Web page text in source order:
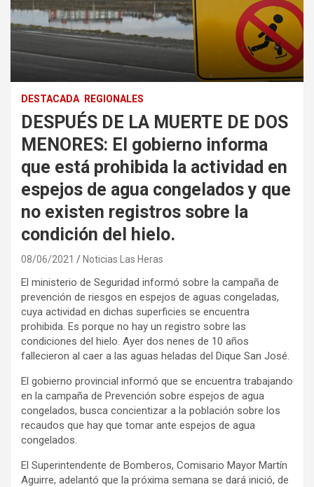
DESTACADA REGIONALES
DESPUÉS DE LA MUERTE DE DOS
MENORES: El gobierno informa
que está prohibida la actividad en
espejos de agua congelados y que
no existen registros sobre la
condición del hielo.
08/06/2021 Noticias Las Heras
El ministerio de Seguridad informó sobre la campaña de
prevención de riesgos en espejos de aguas congeladas,
cuya actividad en dichas superficies se encuentra
prohibida. Es porque no hay un registro sobre las
condiciones del hielo. Ayer dos nenes de 10 años
fallecieron al caer a las aguas heladas del Dique San José.
El gobierno provincial informó que se encuentra trabajando
en la campaña de Prevención sobre espejos de agua
congelados, busca concientizar a la población sobre los
recaudos que hay que tomar ante espejos de agua
congelados.
El Superintendente de Bomberos, Comisario Mayor Martín
Aguirre, adelantó que la próxima semana se dará inició, de